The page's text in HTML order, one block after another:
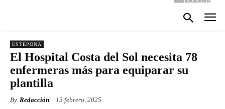
ESTEPONA
El Hospital Costa del Sol necesita 78
enfermeras más para equiparar su
plantilla
By Redacción 15 febrero, 2025